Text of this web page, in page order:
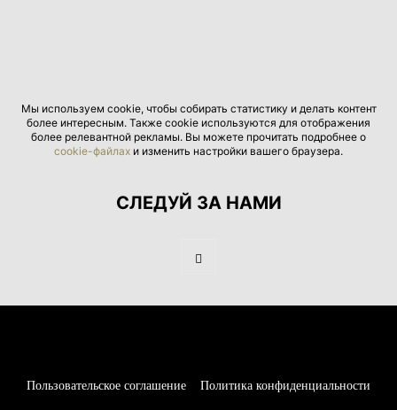
Мы используем cookie, чтобы собирать статистику и делать контент
более интересным. Также cookie используются для отображения
более релевантной рекламы. Вы можете прочитать подробнее о
cookie-файлах и изменить настройки вашего браузера.
СЛЕДУЙ ЗА НАМИ
Пользовательское соглашение Политика конфиденциальности